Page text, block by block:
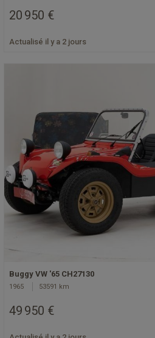
20 950 €
Actualisé il y a 2 jours
Buggy VW '65 CH27130
1965 53591 km
49 950 €